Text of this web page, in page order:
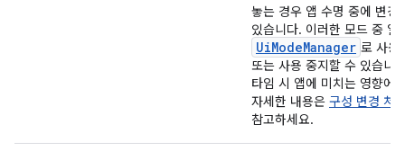
놓는 경우 앱 수명 중에 변경
있습니다. 이러한 모드 중 일
UiModeManager 로 사용
또는 사용 중지할 수 있습니
타임 시 앱에 미치는 영향에
자세한 내용은 구성 변경 처
참고하세요.